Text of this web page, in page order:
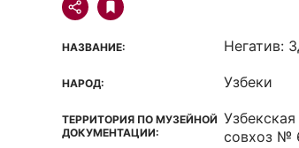
НАЗВАНИЕ: Негатив:
НАРОД: Узбеки
ТЕРРИТОРИЯ ПО МУЗЕЙНОЙ
ДОКУМЕНТАЦИИ:
совхоз №